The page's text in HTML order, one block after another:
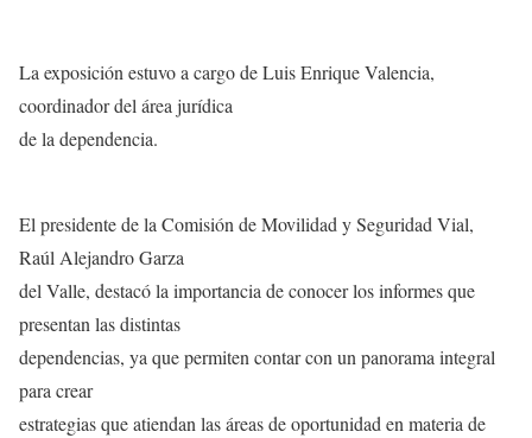
La exposición estuvo a cargo de Luis Enrique Valencia,
coordinador del área jurídica
de la dependencia.
El presidente de la Comisión de Movilidad y Seguridad Vial,
Raúl Alejandro Garza
del Valle, destacó la importancia de conocer los informes que
presentan las distintas
dependencias, ya que permiten contar con un panorama integral
para crear
estrategias que atiendan las áreas de oportunidad en materia de